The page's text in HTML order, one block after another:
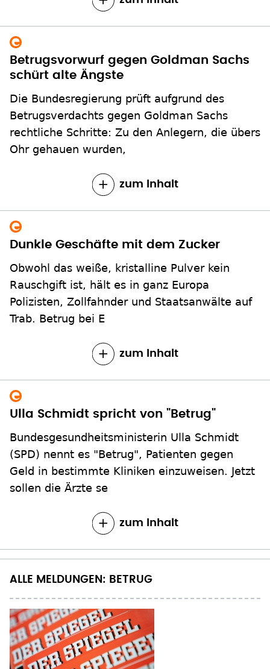
Betrugsvorwurf gegen Goldman Sachs
schürt alte Ängste
Die Bundesregierung prüft aufgrund des
Betrugsverdachts gegen Goldman Sachs
rechtliche Schritte: Zu den Anlegern, die übers
Ohr gehauen wurden,
zum Inhalt
Dunkle Geschäfte mit dem Zucker
Obwohl das weiße, kristalline Pulver kein
Rauschgift ist, hält es in ganz Europa
Polizisten, Zollfahnder und Staatsanwälte auf
Trab. Betrug bei E
zum Inhalt
Ulla Schmidt spricht von "Betrug"
Bundesgesundheitsministerin Ulla Schmidt
(SPD) nennt es "Betrug", Patienten gegen
Geld in bestimmte Kliniken einzuweisen. Jetzt
sollen die Ärzte se
zum Inhalt
ALLE MELDUNGEN: BETRUG